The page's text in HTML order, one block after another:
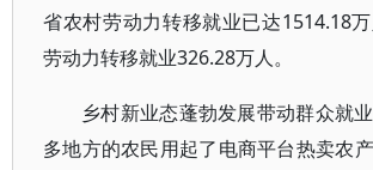
省农村劳动力转移就业已达1514.18
劳动力转移就业326.28万人。
乡村新业态蓬勃发展带动群众就
多地方的农民用起了电商平台热卖农